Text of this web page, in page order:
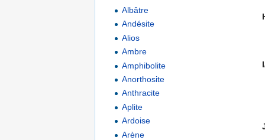
Albâtre
Andésite
Alios
Ambre
Amphibolite
Anorthosite
Anthracite
Aplite
Ardoise
Arène